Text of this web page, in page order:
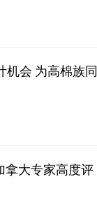
机会 为高棉族同
拿大专家高度评